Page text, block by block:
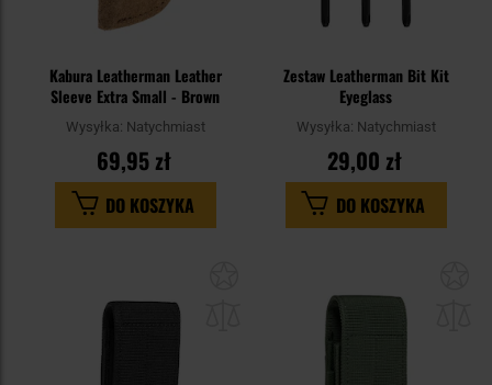
Kabura Leatherman Leather
Sleeve Extra Small - Brown
Wysyłka: Natychmiast
69,95 zł
DO KOSZYKA
Zestaw Leatherman Bit Kit
Eyeglass
Wysyłka: Natychmiast
29,00 zł
DO KOSZYKA